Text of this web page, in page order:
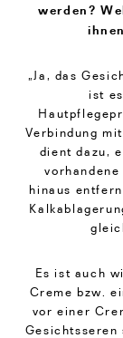
werden?
„Ja, das
ist
Verbindung
dient dazu,
hinaus
Es ist auch
Creme bzw.
vor einer
Gesichtsseren